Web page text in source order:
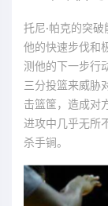
托尼·帕克的突
他的快速步伐和
测他的下一步行
三分投篮来威胁
击篮筐，造成对
进攻中几乎无所
杀手锏。